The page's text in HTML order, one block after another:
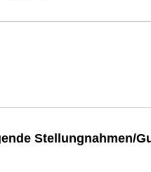
Stellungnahmen/